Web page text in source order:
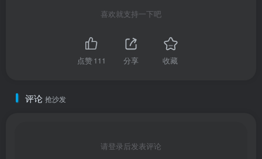
喜欢就支持一下吧
点赞111 分享 收藏
评论 抢沙发
请登录后发表评论